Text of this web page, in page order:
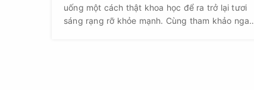
uống một cách thật khoa học để ra trở lại tươi
sáng rạng rỡ khỏe mạnh. Cùng tham khảo ngay